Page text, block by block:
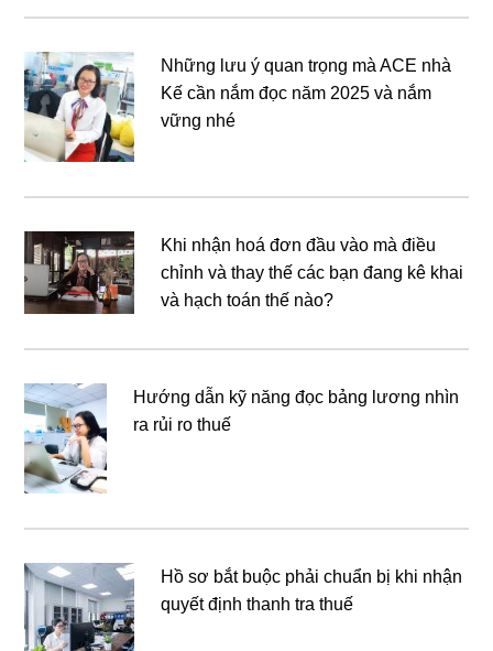
Những lưu ý quan trọng mà ACE nhà
Kế cần nắm đọc năm 2025 và nắm
vững nhé
Khi nhận hoá đơn đầu vào mà điều
chỉnh và thay thế các bạn đang kê khai
và hạch toán thế nào?
Hướng dẫn kỹ năng đọc bảng lương nhìn
ra rủi ro thuế
Hồ sơ bắt buộc phải chuẩn bị khi nhận
quyết định thanh tra thuế